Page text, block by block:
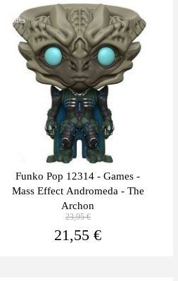
unidades
Funko Pop 12314 - Games -
Mass Effect Andromeda - The
Archon
23,95 €
-10%
21,55 €